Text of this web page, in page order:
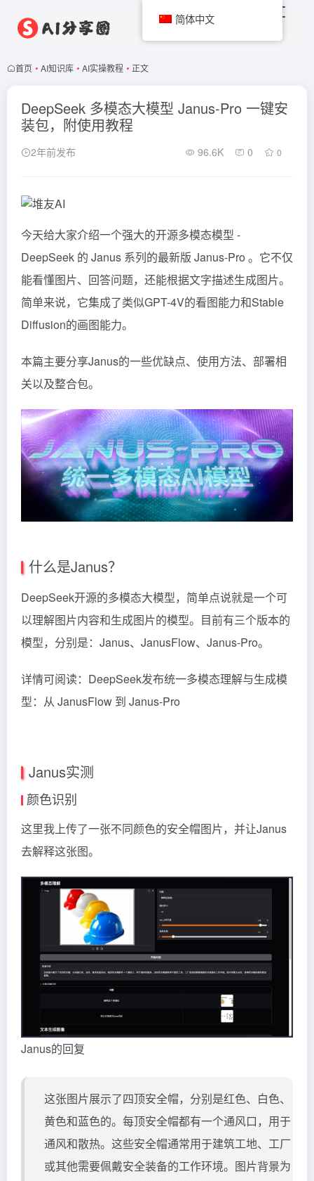
首页 • AI知识库 • AI实操教程 • 正文
DeepSeek 多模态大模型 Janus-Pro 一键安
装包，附使用教程
2年前发布 96.6K 0 0
今天给大家介绍一个强大的开源多模态模型 -
DeepSeek 的 Janus 系列的最新版 Janus-Pro 。它不仅
能看懂图片、回答问题，还能根据文字描述生成图片。
简单来说，它集成了类似GPT-4V的看图能力和Stable
Diffusion的画图能力。
本篇主要分享Janus的一些优缺点、使用方法、部署相
关以及整合包。
什么是Janus？
DeepSeek开源的多模态大模型，简单点说就是一个可
以理解图片内容和生成图片的模型。目前有三个版本的
模型，分别是：Janus、JanusFlow、Janus-Pro。
详情可阅读： DeepSeek发布统一多模态理解与生成模
型：从 JanusFlow 到 Janus-Pro
Janus实测
颜色识别
这里我上传了一张不同颜色的安全帽图片，并让Janus
去解释这张图。
Janus的回复
这张图片展示了四顶安全帽，分别是红色、白色、
黄色和蓝色的。每顶安全帽都有一个通风口，用于
通风和散热。这些安全帽通常用于建筑工地、工厂
或其他需要佩戴安全装备的工作环境。图片背景为
简体中文